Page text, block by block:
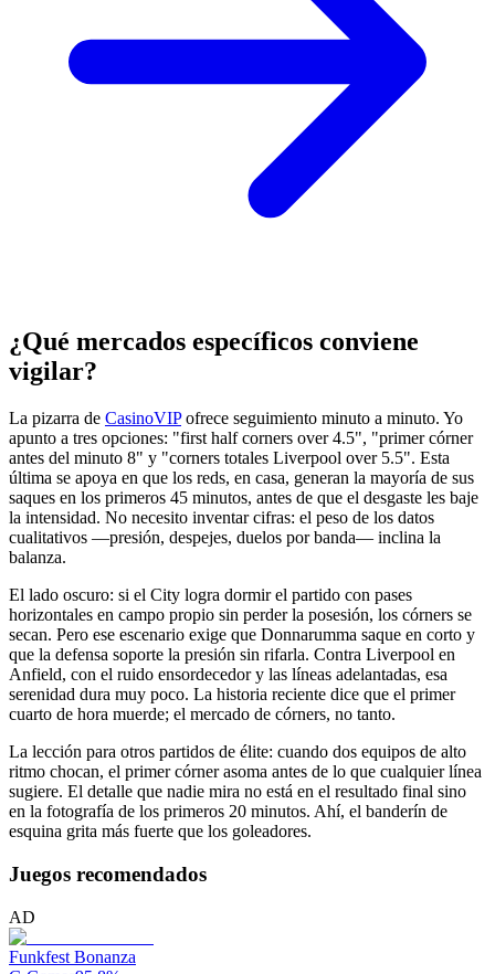
¿Qué mercados específicos conviene
vigilar?
La pizarra de CasinoVIPofrece seguimiento minuto a minuto. Yo
apunto a tres opciones: "first half corners over 4.5", "primer córner
antes del minuto 8" y "corners totales Liverpool over 5.5". Esta
última se apoya en que los reds, en casa, generan la mayoría de sus
saques en los primeros 45 minutos, antes de que el desgaste les baje
la intensidad. No necesito inventar cifras: el peso de los datos
cualitativos —presión, despejes, duelos por banda— inclina la
balanza.
El lado oscuro: si el City logra dormir el partido con pases
horizontales en campo propio sin perder la posesión, los córners se
secan. Pero ese escenario exige que Donnarumma saque en corto y
que la defensa soporte la presión sin rifarla. Contra Liverpool en
Anfield, con el ruido ensordecedor y las líneas adelantadas, esa
serenidad dura muy poco. La historia reciente dice que el primer
cuarto de hora muerde; el mercado de córners, no tanto.
La lección para otros partidos de élite: cuando dos equipos de alto
ritmo chocan, el primer córner asoma antes de lo que cualquier línea
sugiere. El detalle que nadie mira no está en el resultado final sino
en la fotografía de los primeros 20 minutos. Ahí, el banderín de
esquina grita más fuerte que los goleadores.
Juegos recomendados
AD
Funkfest Bonanza